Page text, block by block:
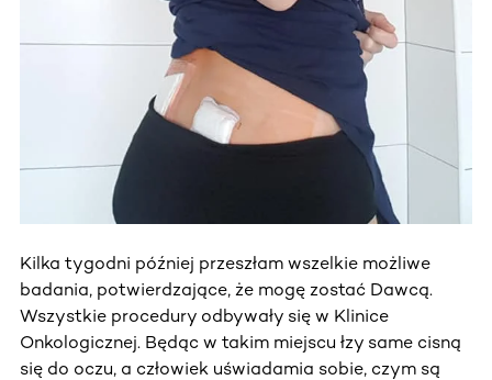
Kilka tygodni później przeszłam wszelkie możliwe
badania, potwierdzające, że mogę zostać Dawcą.
Wszystkie procedury odbywały się w Klinice
Onkologicznej. Będąc w takim miejscu łzy same cisną
się do oczu, a człowiek uświadamia sobie, czym są